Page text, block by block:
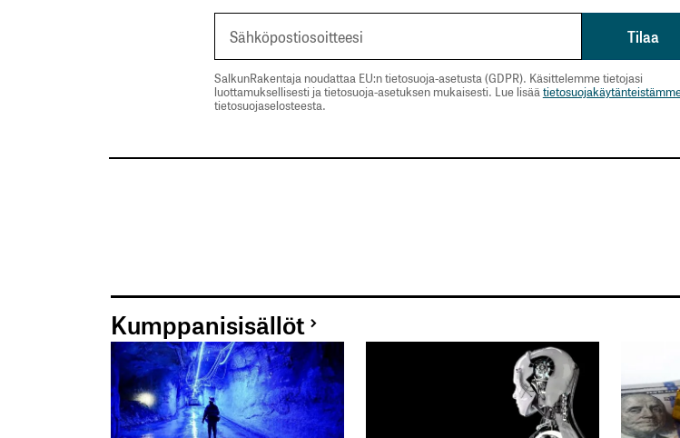
SalkunRakentaja noudattaa EU:n tietosuoja-asetusta (GDPR). Käsittelemme tietojasi
luottamuksellisesti ja tietosuoja-asetuksen mukaisesti. Lue lisää
tietosuojaselosteesta.
Kumppanisisällöt